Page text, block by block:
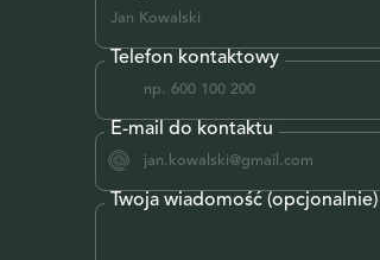
Telefon kontaktowy
E-mail do kontaktu
Twoja wiadomość (opcjonalnie)